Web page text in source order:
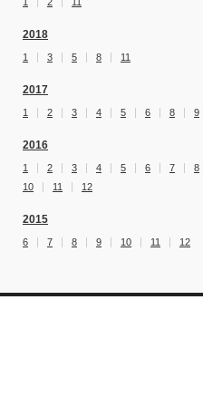
2018
1 3 5 8 11
2017
1 2 3 4 5 6 8 9
2016
1 2 3 4 5 6 7
8
10
11 12
2015
6 7 8 9 10 11 12